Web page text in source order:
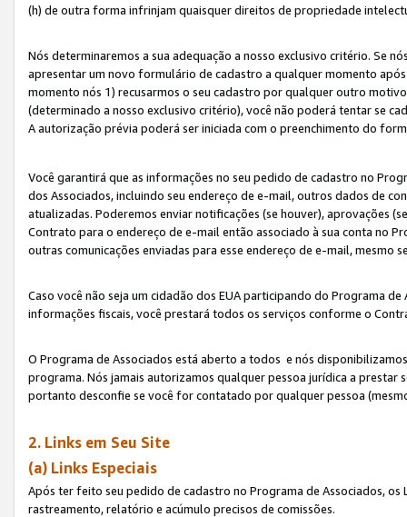
(h) de outra forma infrinjam quaisquer direitos de propriedade
Nós determinaremos a sua adequação a nosso exclusivo critério. Se
apresentar um novo formulário de cadastro a qualquer momento
momento nós 1) recusarmos o seu cadastro por qualquer outro
(determinado a nosso exclusivo critério), você não poderá tentar se
A autorização prévia poderá ser iniciada com o preenchimento do
Você garantirá que as informações no seu pedido de cadastro no
dos Associados, incluindo seu endereço de e-mail, outros dados de
atualizadas. Poderemos enviar notificações (se houver), aprovações
Contrato para o endereço de e-mail então associado à sua conta no
outras comunicações enviadas para esse endereço de e-mail,
Caso você não seja um cidadão dos EUA participando do Programa
informações fiscais, você prestará todos os serviços conforme o
O Programa de Associados está aberto a todos e nós
programa. Nós jamais autorizamos qualquer pessoa jurídica a
portanto desconfie se você for contatado por qualquer pessoa
2. Links em Seu Site
(a) Links Especiais
Após ter feito seu pedido de cadastro no Programa de Associados, os
rastreamento, relatório e acúmulo precisos de comissões.